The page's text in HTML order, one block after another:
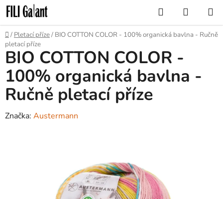
Přejít
na
obsah
Hledat
KOŠÍK
Domů
/ Pletací příze/ BIO COTTON COLOR - 100% organická bavlna - Ručně
pletací příze
BIO COTTON COLOR -
100% organická bavlna -
Ručně pletací příze
Značka: Austermann